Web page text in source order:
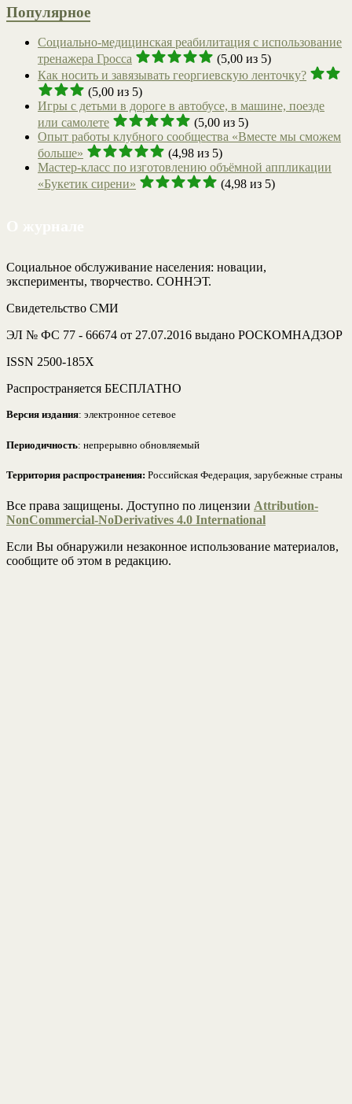
Популярное
Социально-медицинская реабилитация с использование
тренажера Гросса
(5,00 из 5)
Как носить и завязывать георгиевскую ленточку?
(5,00 из 5)
Игры с детьми в дороге в автобусе, в машине, поезде
или самолете
(5,00 из 5)
Опыт работы клубного сообщества «Вместе мы сможем
больше»
(4,98 из 5)
Мастер-класс по изготовлению объёмной аппликации
«Букетик сирени»
(4,98 из 5)
Социальное обслуживание населения: новации,
эксперименты, творчество. СОННЭТ.
Свидетельство СМИ
ЭЛ № ФС 77 - 66674 от 27.07.2016 выдано РОСКОМНАДЗОР
ISSN 2500-185Х
Распространяется БЕСПЛАТНО
Версия издания: электронное сетевое
Периодичность: непрерывно обновляемый
Территория распространения: Российская Федерация, зарубежные страны
Все права защищены. Доступно по лицензии Attribution-
NonCommercial-NoDerivatives 4.0 International
Если Вы обнаружили незаконное использование материалов,
сообщите об этом в редакцию.